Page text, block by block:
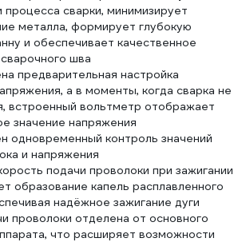
процесса сварки, минимизирует
металла, формирует глубокую
и обеспечивает качественное
шва
предварительная настройка
а в моменты, когда сварка не
встроенный вольтметр отображает
значение напряжения
одновременный контроль значений
и напряжения
подачи проволоки при зажигании
образование капель расплавленного
надёжное зажигание дуги
проволоки отделена от основного
что расширяет возможности